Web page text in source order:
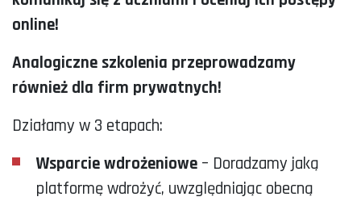
online!
Analogiczne szkolenia przeprowadzamy
również dla firm prywatnych!
Działamy w 3 etapach:
Wsparcie wdrożeniowe – Doradzamy jaką
platformę wdrożyć, uwzględniając obecną